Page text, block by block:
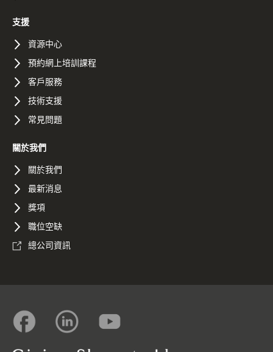
支援
資源中心
預約網上培訓課程
客戶服務
技術支援
常見問題
關於我們
關於我們
最新消息
獎項
職位空缺
總公司資訊